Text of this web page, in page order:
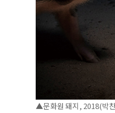
▲문화원 돼지, 2018(박